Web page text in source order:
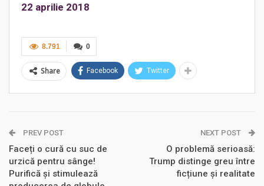
22 aprilie 2018
0
8.791
Share Facebook Twitter
PREV POST
Faceți o cură cu suc de
urzică pentru sânge!
Purifică şi stimulează
NEXT POST
O problemă serioasă:
Trump distinge greu între
ficțiune și realitate